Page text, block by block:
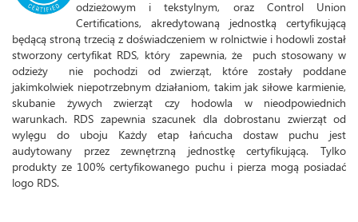
odzieżowym i tekstylnym, oraz Control Union
Certifications, akredytowaną jednostką certyfikującą
będącą stroną trzecią z doświadczeniem w rolnictwie i hodowli został
stworzony certyfikat RDS, który zapewnia, że ​​ puch stosowany w
odzieży nie pochodzi od zwierząt, które zostały poddane
jakimkolwiek niepotrzebnym działaniom, takim jak siłowe karmienie,
skubanie żywych zwierząt czy hodowla w nieodpowiednich
warunkach. RDS zapewnia szacunek dla dobrostanu zwierząt od
wylęgu do uboju Każdy etap łańcucha dostaw puchu jest
audytowany przez zewnętrzną jednostkę certyfikującą. Tylko
produkty ze 100% certyfikowanego puchu i pierza mogą posiadać
logo RDS.